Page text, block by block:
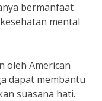
bermanfaat
mental
oleh American
dapat membantu
suasana hati.